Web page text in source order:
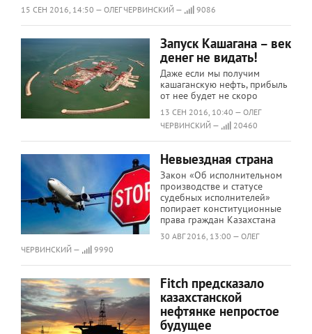
15 СЕН 2016, 14:50 — ОЛЕГ ЧЕРВИНСКИЙ — 9086
Запуск Кашагана – век
денег не видать!
Даже если мы получим
кашаганскую нефть, прибыль
от нее будет не скоро
13 СЕН 2016, 10:40 — ОЛЕГ
ЧЕРВИНСКИЙ —
20460
Невыездная страна
Закон «Об исполнительном
производстве и статусе
судебных исполнителей»
попирает конституционные
права граждан Казахстана
30 АВГ 2016, 13:00 — ОЛЕГ
ЧЕРВИНСКИЙ —
9990
Fitch предсказало
казахстанской
нефтянке непростое
будущее